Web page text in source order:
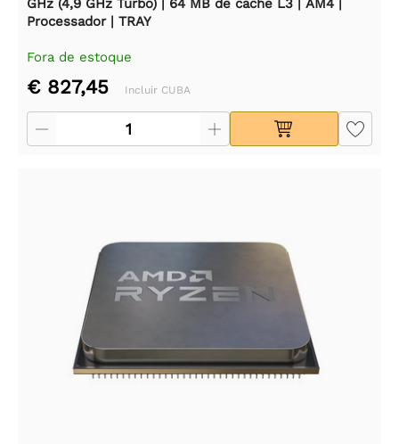
GHz (4,9 GHz Turbo) | 64 MB de cache L3 | AM4 |
Processador | TRAY
Fora de estoque
€ 827,45 Incluir CUBA